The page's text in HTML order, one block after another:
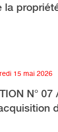
la
15 mai 2026
N°